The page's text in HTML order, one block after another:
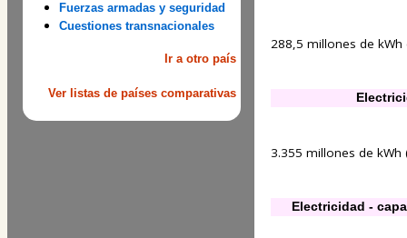
Fuerzas armadas y seguridad
Cuestiones transnacionales
Ir a otro país
Ver listas de países comparativas
288,5 millones de kWh
3.355 millones de kWh
Electricidad -